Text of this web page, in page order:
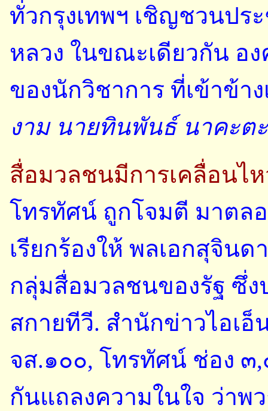
ทั่วกรุงเทพฯ เชิญชวนป
หลวง ในขณะเดียวกัน อ
ของนักวิชาการ ที่เข้าข้า
งาม นายทินพันธ์ นาคะต
สื่อมวลชนมีการเคลื่อนไ
โทรทัศน์ ถูกโจมตี มาตล
เรียกร้องให้ พลเอกสุจิน
กลุ่มสื่อมวลชนของรัฐ ซึ่ง
สกายทีวี. สำนักข่าวไอเอ็
จส.๑๐๐, โทรทัศน์ ช่อง
กันแถลงความในใจ ว่าพ